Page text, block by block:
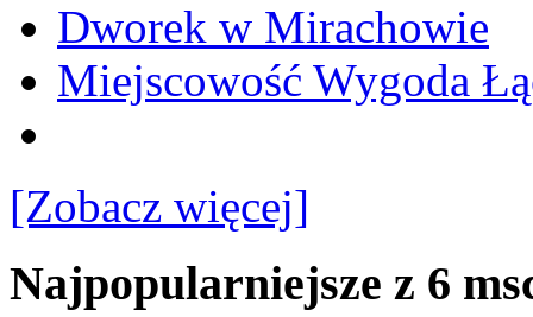
Dworek w Mirachowie
Miejscowość Wygoda
[Zobacz więcej]
Najpopularniejsze z 6